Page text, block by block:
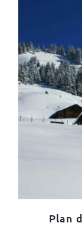
Plan